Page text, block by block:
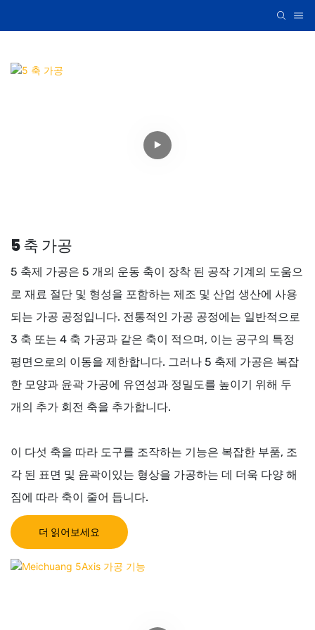
5 축 가공
5 축제 가공은 5 개의 운동 축이 장착 된 공작 기계의 도움으
로 재료 절단 및 형성을 포함하는 제조 및 산업 생산에 사용
되는 가공 공정입니다. 전통적인 가공 공정에는 일반적으로
3 축 또는 4 축 가공과 같은 축이 적으며, 이는 공구의 특정
평면으로의 이동을 제한합니다. 그러나 5 축제 가공은 복잡
한 모양과 윤곽 가공에 유연성과 정밀도를 높이기 위해 두
개의 추가 회전 축을 추가합니다.
이 다섯 축을 따라 도구를 조작하는 기능은 복잡한 부품, 조
각 된 표면 및 윤곽이있는 형상을 가공하는 데 더욱 다양 해
짐에 따라 축이 줄어 듭니다.
더 읽어보세요